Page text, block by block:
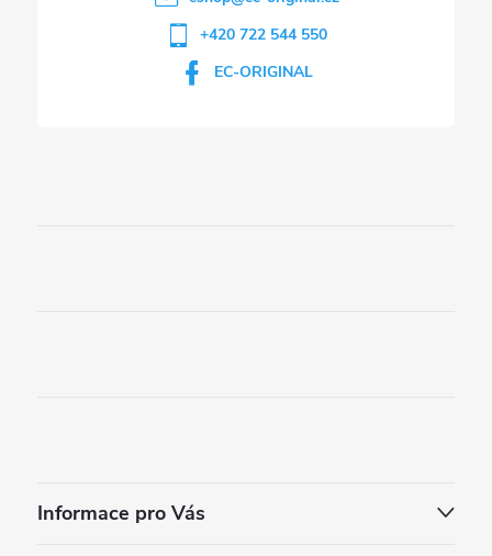
+420 722 544 550
EC-ORIGINAL
Informace pro Vás